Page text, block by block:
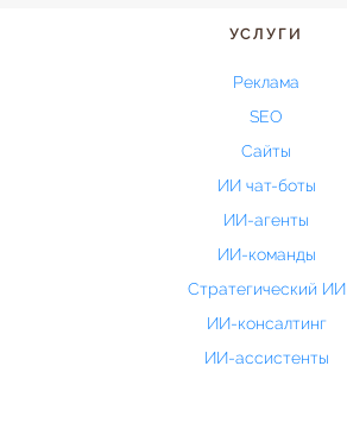
УСЛУГИ
Реклама
SEO
Сайты
ИИ чат-боты
ИИ-агенты
ИИ-команды
Стратегический ИИ
ИИ-консалтинг
ИИ-ассистенты